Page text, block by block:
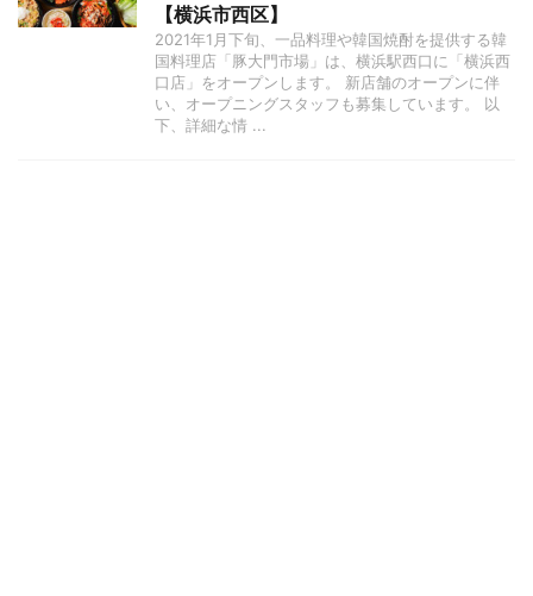
【横浜市西区】
2021年1月下旬、一品料理や韓国焼酎を提供する韓
国料理店「豚大門市場」は、横浜駅西口に「横浜西
口店」をオープンします。 新店舗のオープンに伴
い、オープニングスタッフも募集しています。 以
下、詳細な情 ...